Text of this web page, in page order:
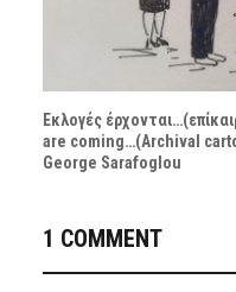
Εκλογές
are coming…(Archival
George Sarafoglou
1 COMMENT